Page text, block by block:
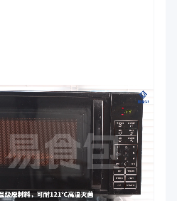
SE53
热收缩
袋
拉伸膜
合盖膜包装，提供详尽的规格参数
性好
饭、熟食、糕点等需要高温杀菌的碗